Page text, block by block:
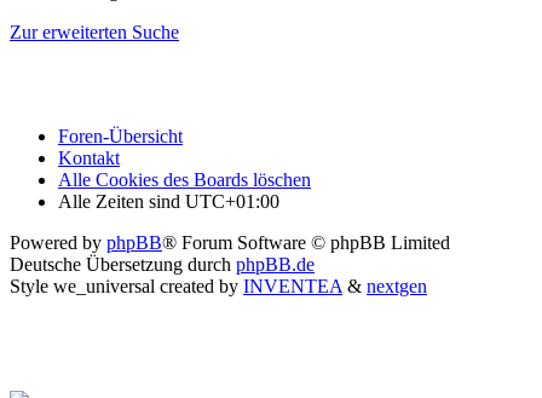
Zur erweiterten Suche
Foren-Übersicht
Kontakt
Alle Cookies des Boards löschen
Alle Zeiten sind UTC+01:00
Powered by phpBB® Forum Software © phpBB Limited
Deutsche Übersetzung durch phpBB.de
Style we_universal created by INVENTEA & nextgen